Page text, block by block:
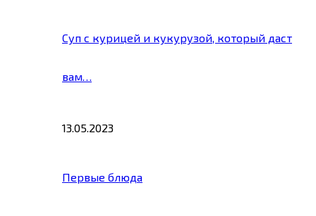
Суп с курицей и кукурузой, который даст
вам…
13.05.2023
Первые блюда